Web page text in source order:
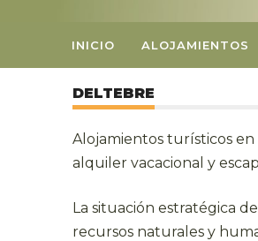
INICIO ALOJAMIENTOS
DELTEBRE
Alojamientos turísticos en
alquiler vacacional y
La situación estratégica
recursos naturales y